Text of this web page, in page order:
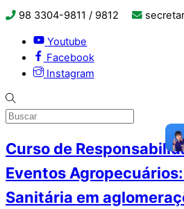
98 3304-9811 / 9812
Youtube
Facebook
Instagram
Curso de
Eventos
Sanitária em